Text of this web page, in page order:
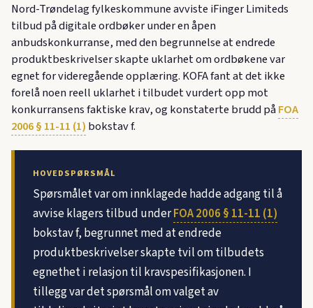
Nord-Trøndelag fylkeskommune avviste iFinger Limiteds
tilbud på digitale ordbøker under en åpen
anbudskonkurranse, med den begrunnelse at endrede
produktbeskrivelser skapte uklarhet om ordbøkene var
egnet for videregående opplæring. KOFA fant at det ikke
forelå noen reell uklarhet i tilbudet vurdert opp mot
konkurransens faktiske krav, og konstaterte brudd påFOA
2006 § 11-11 (1) bokstav f.
HOVEDSPØRSMÅL
Spørsmålet var om innklagede hadde adgang til å
avvise klagers tilbud underFOA 2006 § 11-11 (1)
bokstav f, begrunnet med at endrede
produktbeskrivelser skapte tvil om tilbudets
egnethet i relasjon til kravspesifikasjonen. I
tillegg var det spørsmål om valget av